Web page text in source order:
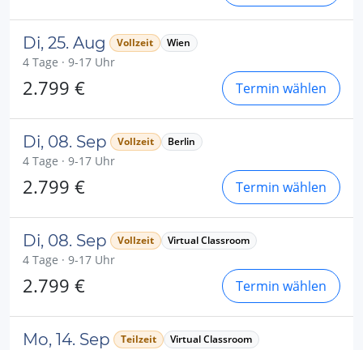
Di, 25. Aug Vollzeit Wien
4 Tage · 9-17 Uhr
2.799 € Termin wählen
Di, 08. Sep Vollzeit Berlin
4 Tage · 9-17 Uhr
2.799 € Termin wählen
Di, 08. Sep Vollzeit Virtual Classroom
4 Tage · 9-17 Uhr
2.799 € Termin wählen
Mo, 14. Sep Teilzeit Virtual Classroom